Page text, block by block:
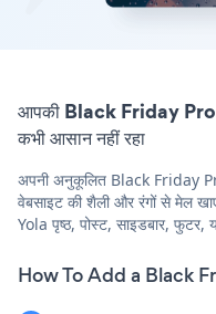
आपकी Black Friday
कभी आसान नहीं रहा
अपनी अनुकूलित Black Friday
वेबसाइट की शैली और रंगों से मेल
Yola पृष्ठ, पोस्ट, साइडबार, फुटर,
How To Add a Black